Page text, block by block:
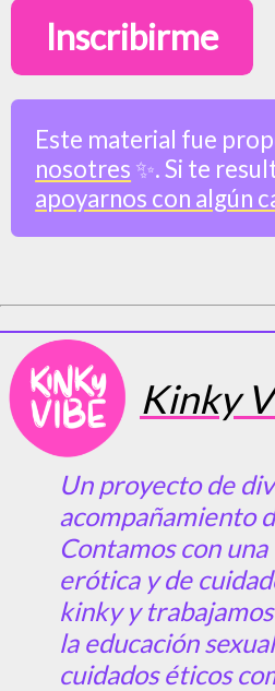
Inscribirme
Este material fue
nosotres ✨. Si te
apoyarnos con algún
Kinky
Un proyecto de
acompañamiento
Contamos con
erótica y de
kinky y
la educación
cuidados éticos